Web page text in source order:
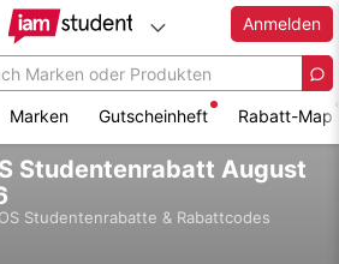
Anmelden
Marken Gutscheinheft Rabatt-Map
Studentenrabatt August
Studentenrabatte & Rabattcodes